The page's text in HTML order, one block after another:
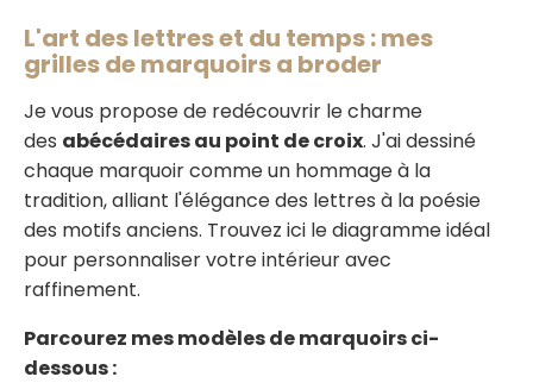
L'art des lettres et du temps : mes
grilles de marquoirs a broder
Je vous propose de redécouvrir le charme
des abécédaires au point de croix. J'ai dessiné
chaque marquoir comme un hommage à la
tradition, alliant l'élégance des lettres à la poésie
des motifs anciens. Trouvez ici le diagramme idéal
pour personnaliser votre intérieur avec
raffinement.
Parcourez mes modèles de marquoirs ci-
dessous :